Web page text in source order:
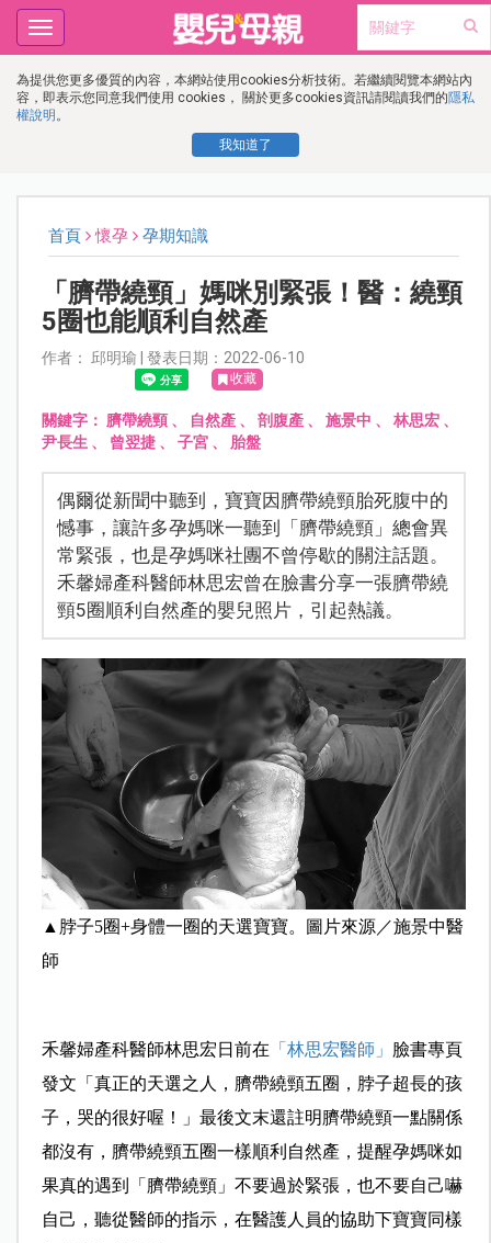
為提供您更多優質的內容，本網站使用cookies分析技術。若繼續閱覽本網站內
容，即表示您同意我們使用 cookies， 關於更多cookies資訊請閱讀我們的隱私
權說明 。
我知道了
Toggle
navigation
首頁 懷孕 孕期知識
「臍帶繞頸」媽咪別緊張！醫：繞頸
5圈也能順利自然產
作者： 邱明瑜 | 發表日期：2022-06-10
收藏
關鍵字： 臍帶繞頸 、 自然產 、剖腹產 、施景中 、林思宏 、
尹長生 、 曾翌捷、 子宮、 胎盤
偶爾從新聞中聽到，寶寶因臍帶繞頸胎死腹中的
憾事，讓許多孕媽咪一聽到「臍帶繞頸」總會異
常緊張，也是孕媽咪社團不曾停歇的關注話題。
禾馨婦產科醫師林思宏曾在臉書分享一張臍帶繞
頸5圈順利自然產的嬰兒照片，引起熱議。
▲ 脖子5圈+身體一圈的天選寶寶。
圖片來源／施景中醫
師
禾馨婦產科醫師林思宏 日前在 「林思宏醫師」 臉書專頁
發文「真正的天選之人， 臍帶繞頸五圈，脖子超長的孩
子，哭的很好喔！
」最後文末還註明臍帶繞頸一點關係
都沒有，臍帶繞頸五圈一樣順利自然產，提醒孕媽咪如
果真的遇到
「臍帶繞頸」不要過於緊張，也不要自己嚇
自己，聽從醫師的指示，在醫護人員的協助下寶寶同樣